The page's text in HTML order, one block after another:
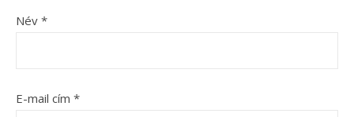
Név *
E-mail cím *